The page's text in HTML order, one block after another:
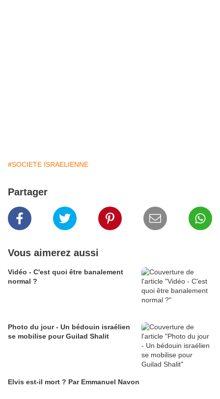
#SOCIETE ISRAELIENNE
Partager
Vous aimerez aussi
Vidéo - C'est quoi être banalement
normal ?
Photo du jour - Un bédouin israélien
se mobilise pour Guilad Shalit
Elvis est-il mort ? Par Emmanuel Navon